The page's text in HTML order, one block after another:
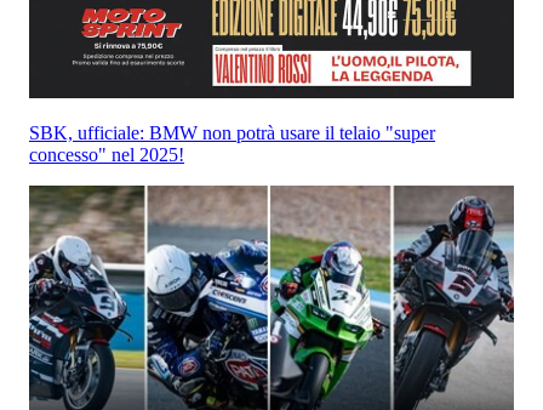
SBK, ufficiale: BMW non potrà usare il telaio "super
concesso" nel 2025!